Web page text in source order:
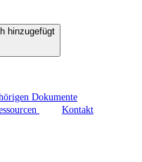
hinzugefügt
Dokumente
Kontakt